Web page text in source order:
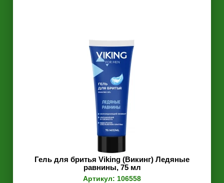
Гель для бритья Viking (Викинг) Ледяные
равнины, 75 мл
Артикул: 106558